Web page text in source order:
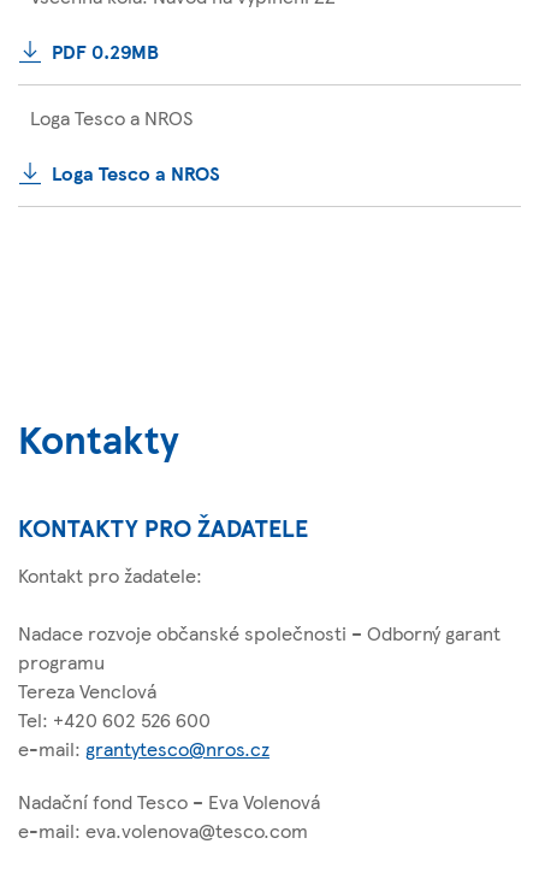
PDF 0.29MB
Loga Tesco a NROS
Loga Tesco a NROS
Kontakty
KONTAKTY PRO ŽADATELE
Kontakt pro žadatele:
Nadace rozvoje občanské společnosti – Odborný garant
programu
Tereza Venclová
Tel: +420 602 526 600
e-mail: grantytesco@nros.cz
Nadační fond Tesco – Eva Volenová
e-mail: eva.volenova@tesco.com